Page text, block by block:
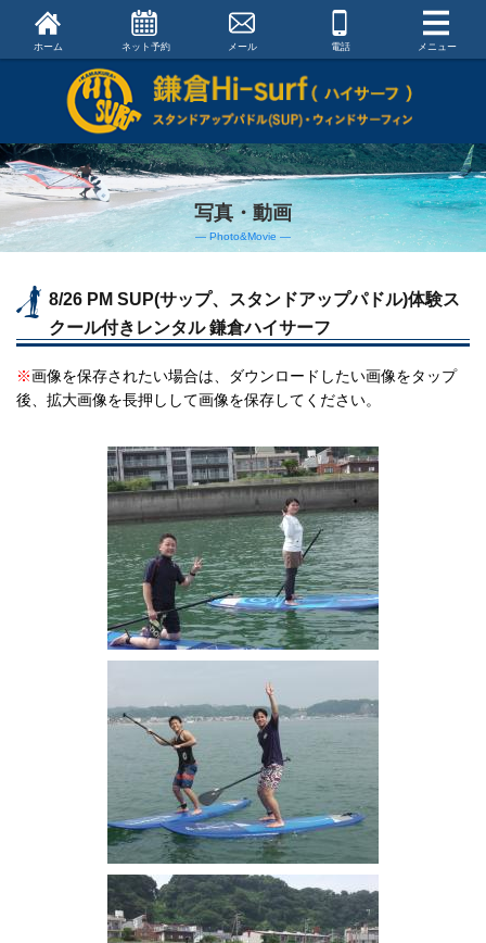
ホーム ネット予約 メール 電話 メニュー
写真・動画
― Photo&Movie ―
8/26 PM SUP(サップ、スタンドアップパドル)体験ス
クール付きレンタル 鎌倉ハイサーフ
※画像を保存されたい場合は、ダウンロードしたい画像をタップ
後、拡大画像を長押しして画像を保存してください。